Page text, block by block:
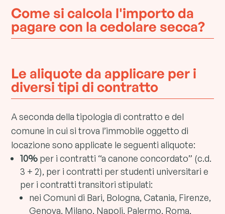
Come si calcola l'importo da
pagare con la cedolare secca?
Le aliquote da applicare per i
diversi tipi di contratto
A seconda della tipologia di contratto e del
comune in cui si trova l’immobile oggetto di
locazione sono applicate le seguenti aliquote:
10% per i contratti “a canone concordato” (c.d.
3 + 2), per i contratti per studenti universitari e
per i contratti transitori stipulati:
nei Comuni di Bari, Bologna, Catania, Firenze,
Genova, Milano, Napoli, Palermo, Roma,